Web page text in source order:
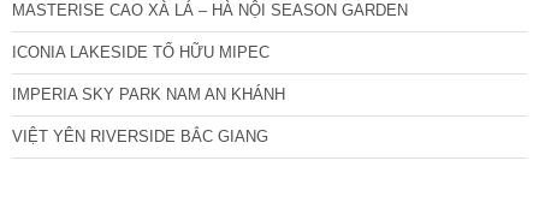
MASTERISE CAO XÀ LÁ – HÀ NỘI SEASON GARDEN
ICONIA LAKESIDE TỐ HỮU MIPEC
IMPERIA SKY PARK NAM AN KHÁNH
VIỆT YÊN RIVERSIDE BẮC GIANG